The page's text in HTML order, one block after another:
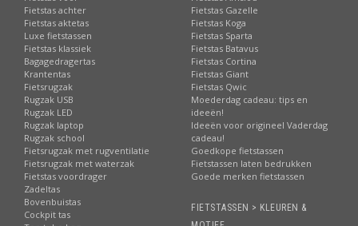
Fietstas achter
Fietstas aktetas
Luxe fietstassen
Fietstas klassiek
Bagagedragertas
Krantentas
Fietsrugzak
Rugzak USB
Rugzak LED
Rugzak laptop
Rugzak school
Fietsrugzak met rugventilatie
Fietsrugzak met waterzak
Fietstas voordrager
Zadeltas
Bovenbuistas
Cockpit tas
Fietstas Gazelle
Fietstas Koga
Fietstas Sparta
Fietstas Batavus
Fietstas Cortina
Fietstas Giant
Fietstas Qwic
Moederdag cadeau: tips en
ideeën!
Ideeën voor origineel Vaderdag
cadeau!
Goedkope fietstassen
Fietstassen laten bedrukken
Goede merken fietstassen
FIETSTASSEN > KLEUREN &